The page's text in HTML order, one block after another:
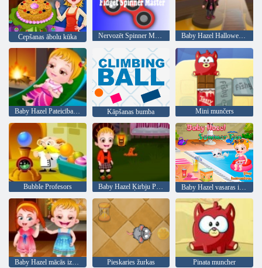
Cepšanas ābolu kūka Nervozēt Spinner Master Baby Hazel Halloween pils
Baby Hazel Pateicības diena Kāpšanas bumba Mini munčers
Bubble Profesors Baby Hazel Ķirbju Party Baby Hazel vasaras izklaide
Pieskaries žurkas Pinata muncher